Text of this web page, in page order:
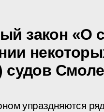
закон «О
судов
упраздняются